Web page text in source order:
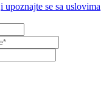
i upoznajte se sa uslovima